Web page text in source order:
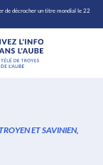
de décrocher un titre mondial le 22
ET SAVINIEN,